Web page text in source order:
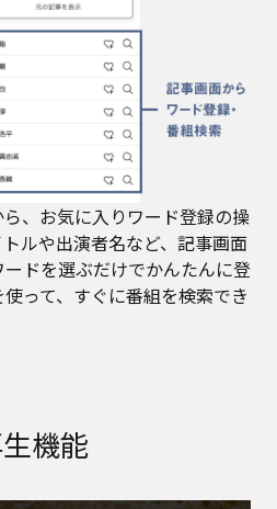
ら、お気に入りワード登録の操
ルや出演者名など、記事画面
ドを選ぶだけでかんたんに登
って、すぐに番組を検索でき
機能